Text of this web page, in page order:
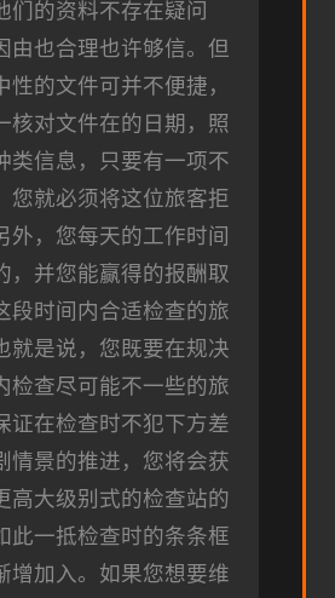
们的资料不存在疑问
由也合理也许够信。但
性的文件可并不便捷，
核对文件在的日期，照
类信息，只要有一项不
您就必须将这位旅客拒
外，您每天的工作时间
，并您能赢得的报酬取
段时间内合适检查的旅
就是说，您既要在规决
检查尽可能不一些的旅
证在检查时不犯下方差
情景的推进，您将会获
高大级别式的检查站的
此一抵检查时的条条框
增加入。如果您想要维